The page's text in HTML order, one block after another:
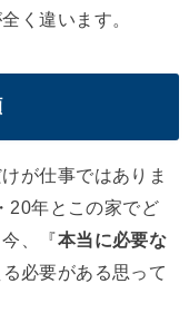
く違います。
が仕事ではありま
20年とこの家でど
、『本当に必要な
必要がある思って